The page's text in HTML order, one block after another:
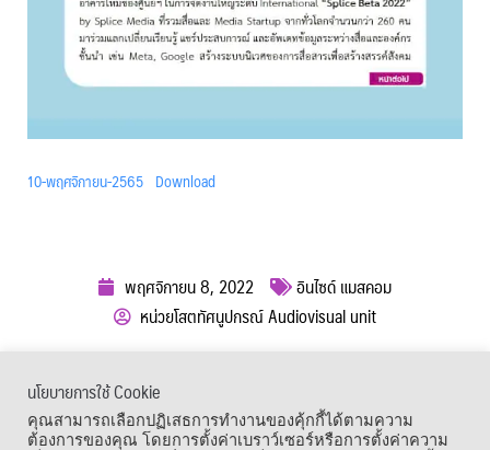
10-พฤศจิกายน-2565 Download
พฤศจิกายน 8, 2022
อินไซด์ แมสคอม
หน่วยโสตทัศนูปกรณ์ Audiovisual unit
เมนูลัด
นโยบายการใช้ Cookie
คุณสามารถเลือกปฏิเสธการทำงานของคุ้กกี้ได้ตามความ
ต้องการของคุณ โดยการตั้งค่าเบราว์เซอร์หรือการตั้งค่าความ